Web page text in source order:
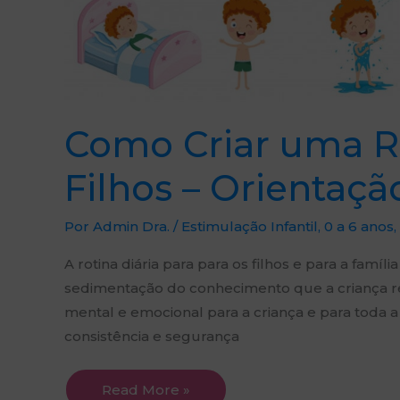
Como Criar uma
Filhos –
Por Admin Dra. / Estimulação Infantil, 0 a 6 anos,
A rotina diária para para os filhos e para a
sedimentação do conhecimento que a criança
mental e emocional para a criança e para toda
consistência e segurança
Read More »